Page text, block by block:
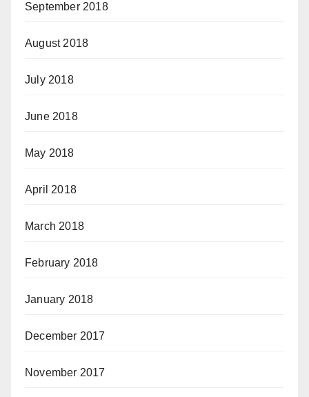
September 2018
August 2018
July 2018
June 2018
May 2018
April 2018
March 2018
February 2018
January 2018
December 2017
November 2017